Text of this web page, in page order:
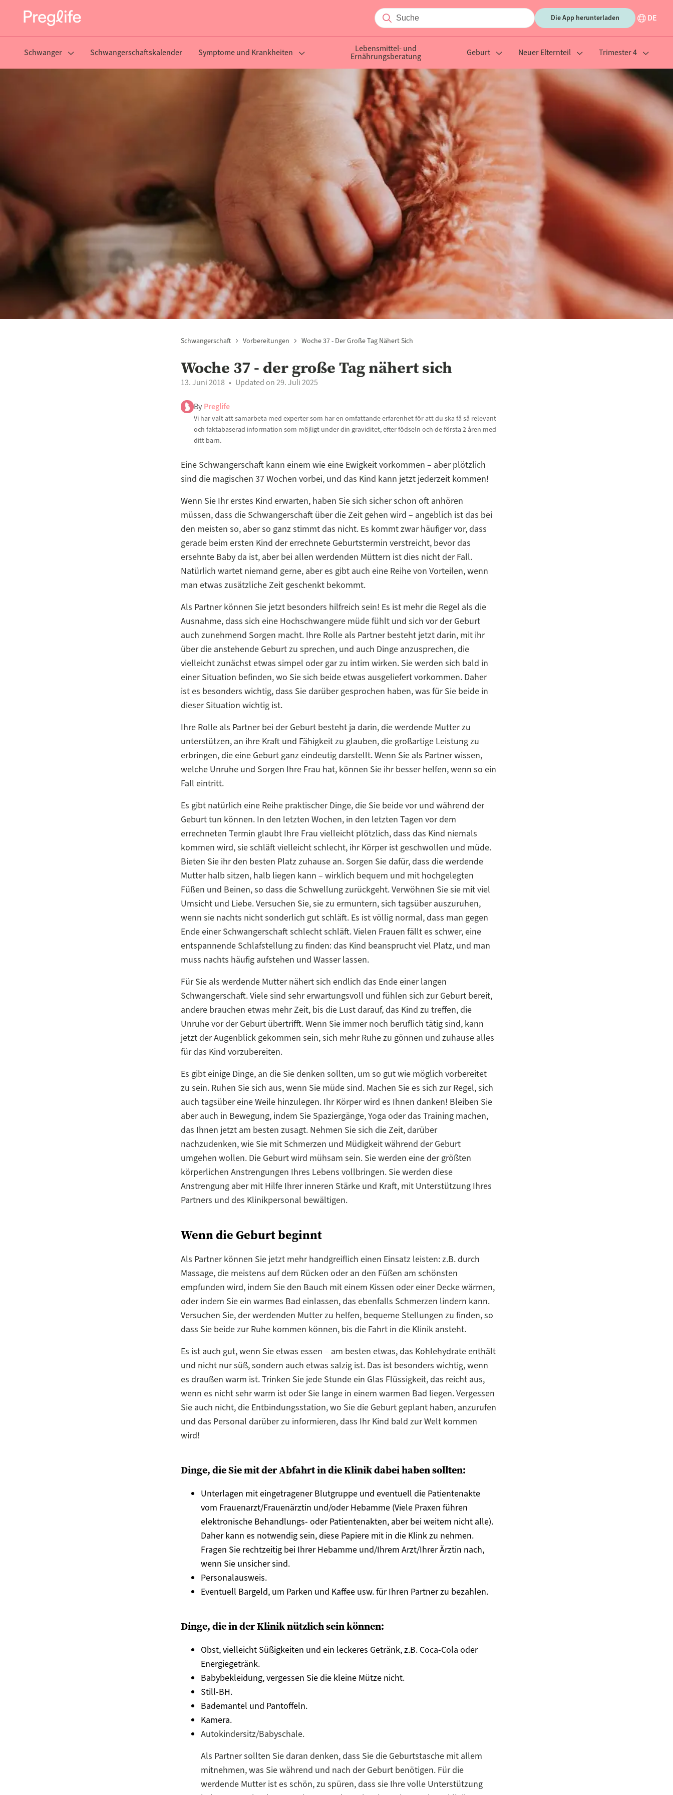
Die App herunterladen DE
Schwanger Schwangerschaftskalender Symptome und Krankheiten Lebensmittel- und
Ernährungsberatung Geburt Neuer Elternteil Trimester 4
Schwangerschaft Vorbereitungen Woche 37 - Der Große Tag Nähert Sich
Woche 37 - der große Tag nähert sich
13. Juni 2018 Updated on 29. Juli 2025
By Preglife
Vi har valt att samarbeta med experter som har en omfattande erfarenhet för att du ska få så relevant
och faktabaserad information som möjligt under din graviditet, efter födseln och de första 2 åren med
ditt barn.
Eine Schwangerschaft kann einem wie eine Ewigkeit vorkommen – aber plötzlich
sind die magischen 37 Wochen vorbei, und das Kind kann jetzt jederzeit kommen!
Wenn Sie Ihr erstes Kind erwarten, haben Sie sich sicher schon oft anhören
müssen, dass die Schwangerschaft über die Zeit gehen wird – angeblich ist das bei
den meisten so, aber so ganz stimmt das nicht. Es kommt zwar häufiger vor, dass
gerade beim ersten Kind der errechnete Geburtstermin verstreicht, bevor das
ersehnte Baby da ist, aber bei allen werdenden Müttern ist dies nicht der Fall.
Natürlich wartet niemand gerne, aber es gibt auch eine Reihe von Vorteilen, wenn
man etwas zusätzliche Zeit geschenkt bekommt.
Als Partner können Sie jetzt besonders hilfreich sein! Es ist mehr die Regel als die
Ausnahme, dass sich eine Hochschwangere müde fühlt und sich vor der Geburt
auch zunehmend Sorgen macht. Ihre Rolle als Partner besteht jetzt darin, mit ihr
über die anstehende Geburt zu sprechen, und auch Dinge anzusprechen, die
vielleicht zunächst etwas simpel oder gar zu intim wirken. Sie werden sich bald in
einer Situation befinden, wo Sie sich beide etwas ausgeliefert vorkommen. Daher
ist es besonders wichtig, dass Sie darüber gesprochen haben, was für Sie beide in
dieser Situation wichtig ist.
Ihre Rolle als Partner bei der Geburt besteht ja darin, die werdende Mutter zu
unterstützen, an ihre Kraft und Fähigkeit zu glauben, die großartige Leistung zu
erbringen, die eine Geburt ganz eindeutig darstellt. Wenn Sie als Partner wissen,
welche Unruhe und Sorgen Ihre Frau hat, können Sie ihr besser helfen, wenn so ein
Fall eintritt.
Es gibt natürlich eine Reihe praktischer Dinge, die Sie beide vor und während der
Geburt tun können. In den letzten Wochen, in den letzten Tagen vor dem
errechneten Termin glaubt Ihre Frau vielleicht plötzlich, dass das Kind niemals
kommen wird, sie schläft vielleicht schlecht, ihr Körper ist geschwollen und müde.
Bieten Sie ihr den besten Platz zuhause an. Sorgen Sie dafür, dass die werdende
Mutter halb sitzen, halb liegen kann – wirklich bequem und mit hochgelegten
Füßen und Beinen, so dass die Schwellung zurückgeht. Verwöhnen Sie sie mit viel
Umsicht und Liebe. Versuchen Sie, sie zu ermuntern, sich tagsüber auszuruhen,
wenn sie nachts nicht sonderlich gut schläft. Es ist völlig normal, dass man gegen
Ende einer Schwangerschaft schlecht schläft. Vielen Frauen fällt es schwer, eine
entspannende Schlafstellung zu finden: das Kind beansprucht viel Platz, und man
muss nachts häufig aufstehen und Wasser lassen.
Für Sie als werdende Mutter nähert sich endlich das Ende einer langen
Schwangerschaft. Viele sind sehr erwartungsvoll und fühlen sich zur Geburt bereit,
andere brauchen etwas mehr Zeit, bis die Lust darauf, das Kind zu treffen, die
Unruhe vor der Geburt übertrifft. Wenn Sie immer noch beruflich tätig sind, kann
jetzt der Augenblick gekommen sein, sich mehr Ruhe zu gönnen und zuhause alles
für das Kind vorzubereiten.
Es gibt einige Dinge, an die Sie denken sollten, um so gut wie möglich vorbereitet
zu sein. Ruhen Sie sich aus, wenn Sie müde sind. Machen Sie es sich zur Regel, sich
auch tagsüber eine Weile hinzulegen. Ihr Körper wird es Ihnen danken! Bleiben Sie
aber auch in Bewegung, indem Sie Spaziergänge, Yoga oder das Training machen,
das Ihnen jetzt am besten zusagt. Nehmen Sie sich die Zeit, darüber
nachzudenken, wie Sie mit Schmerzen und Müdigkeit während der Geburt
umgehen wollen. Die Geburt wird mühsam sein. Sie werden eine der größten
körperlichen Anstrengungen Ihres Lebens vollbringen. Sie werden diese
Anstrengung aber mit Hilfe Ihrer inneren Stärke und Kraft, mit Unterstützung Ihres
Partners und des Klinikpersonal bewältigen.
Wenn die Geburt beginnt
Als Partner können Sie jetzt mehr handgreiflich einen Einsatz leisten: z.B. durch
Massage, die meistens auf dem Rücken oder an den Füßen am schönsten
empfunden wird, indem Sie den Bauch mit einem Kissen oder einer Decke wärmen,
oder indem Sie ein warmes Bad einlassen, das ebenfalls Schmerzen lindern kann.
Versuchen Sie, der werdenden Mutter zu helfen, bequeme Stellungen zu finden, so
dass Sie beide zur Ruhe kommen können, bis die Fahrt in die Klinik ansteht.
Es ist auch gut, wenn Sie etwas essen – am besten etwas, das Kohlehydrate enthält
und nicht nur süß, sondern auch etwas salzig ist. Das ist besonders wichtig, wenn
es draußen warm ist. Trinken Sie jede Stunde ein Glas Flüssigkeit, das reicht aus,
wenn es nicht sehr warm ist oder Sie lange in einem warmen Bad liegen. Vergessen
Sie auch nicht, die Entbindungsstation, wo Sie die Geburt geplant haben, anzurufen
und das Personal darüber zu informieren, dass Ihr Kind bald zur Welt kommen
wird!
Dinge, die Sie mit der Abfahrt in die Klinik dabei haben sollten:
Unterlagen mit eingetragener Blutgruppe und eventuell die Patientenakte
vom Frauenarzt/Frauenärztin und/oder Hebamme (Viele Praxen führen
elektronische Behandlungs- oder Patientenakten, aber bei weitem nicht alle).
Daher kann es notwendig sein, diese Papiere mit in die Klink zu nehmen.
Fragen Sie rechtzeitig bei Ihrer Hebamme und/Ihrem Arzt/Ihrer Ärztin nach,
wenn Sie unsicher sind.
Personalausweis.
Eventuell Bargeld, um Parken und Kaffee usw. für Ihren Partner zu bezahlen.
Dinge, die in der Klinik nützlich sein können:
Obst, vielleicht Süßigkeiten und ein leckeres Getränk, z.B. Coca-Cola oder
Energiegetränk.
Babybekleidung, vergessen Sie die kleine Mütze nicht.
Still-BH.
Bademantel und Pantoffeln.
Kamera.
Autokindersitz/Babyschale.
Als Partner sollten Sie daran denken, dass Sie die Geburtstasche mit allem
mitnehmen, was Sie während und nach der Geburt benötigen. Für die
werdende Mutter ist es schön, zu spüren, dass sie Ihre volle Unterstützung